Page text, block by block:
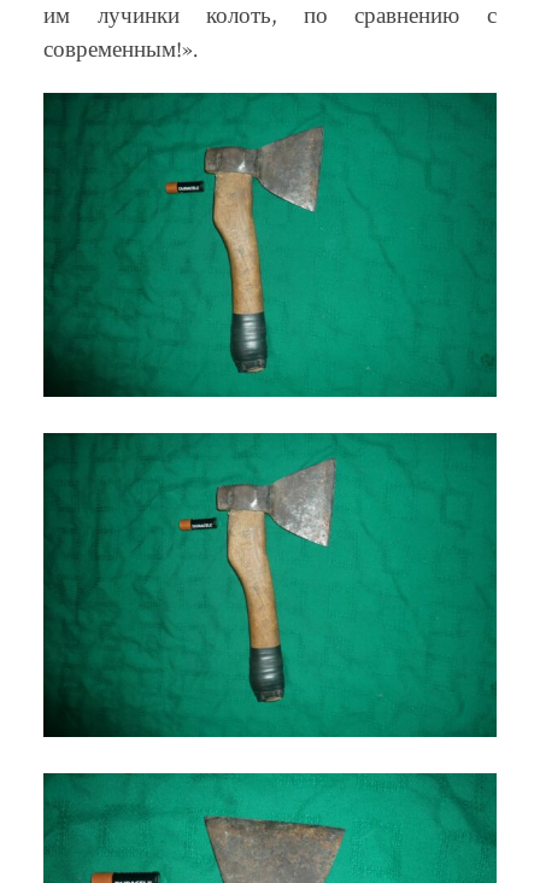
им лучинки колоть, по сравнению с
современным!».